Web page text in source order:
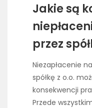
Jakie są
przez
Niezapłacenie
spółkę z o.o.
konsekwencji
Przede